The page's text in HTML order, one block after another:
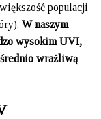
populacji
W naszym
wysokim UVI,
wrażliwą